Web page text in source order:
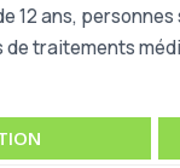
12 ans,
traitements